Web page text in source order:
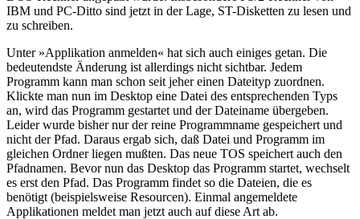
IBM und PC-Ditto sind jetzt in der Lage, ST-Disketten zu lesen und
zu schreiben.
Unter »Applikation anmelden« hat sich auch einiges getan. Die
bedeutendste Änderung ist allerdings nicht sichtbar. Jedem
Programm kann man schon seit jeher einen Dateityp zuordnen.
Klickte man nun im Desktop eine Datei des entsprechenden Typs
an, wird das Programm gestartet und der Dateiname übergeben.
Leider wurde bisher nur der reine Programmname gespeichert und
nicht der Pfad. Daraus ergab sich, daß Datei und Programm im
gleichen Ordner liegen mußten. Das neue TOS speichert auch den
Pfadnamen. Bevor nun das Desktop das Programm startet, wechselt
es erst den Pfad. Das Programm findet so die Dateien, die es
benötigt (beispielsweise Resourcen). Einmal angemeldete
Applikationen meldet man jetzt auch auf diese Art ab.